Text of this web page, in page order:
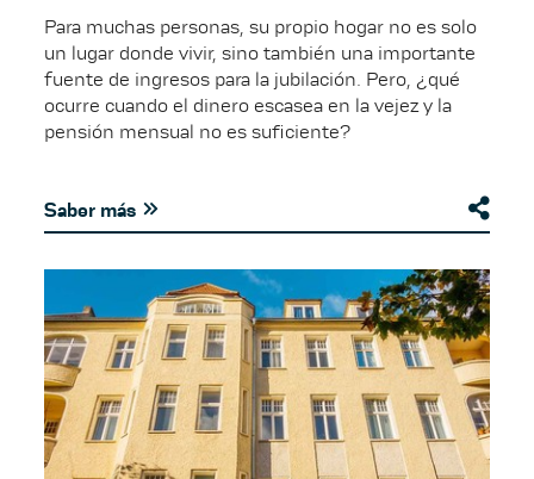
Para muchas personas, su propio hogar no es solo
un lugar donde vivir, sino también una importante
fuente de ingresos para la jubilación. Pero, ¿qué
ocurre cuando el dinero escasea en la vejez y la
pensión mensual no es suficiente?
Saber más